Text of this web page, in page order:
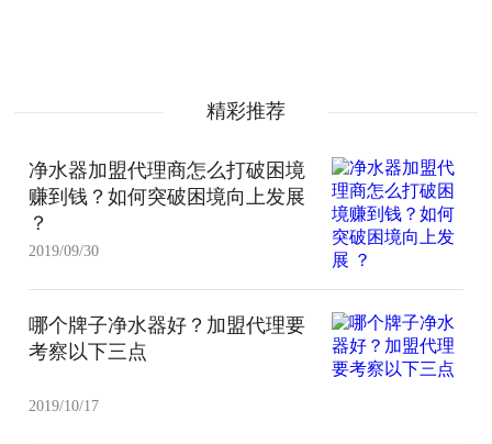
精彩推荐
净水器加盟代理商怎么打破困境
赚到钱？如何突破困境向上发展
？
2019/09/30
哪个牌子净水器好？加盟代理要
考察以下三点
2019/10/17